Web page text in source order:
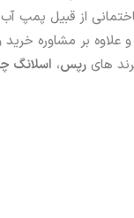
از قبیل پمپ
علاوه بر مشاوره
های رپس، اسلانگ